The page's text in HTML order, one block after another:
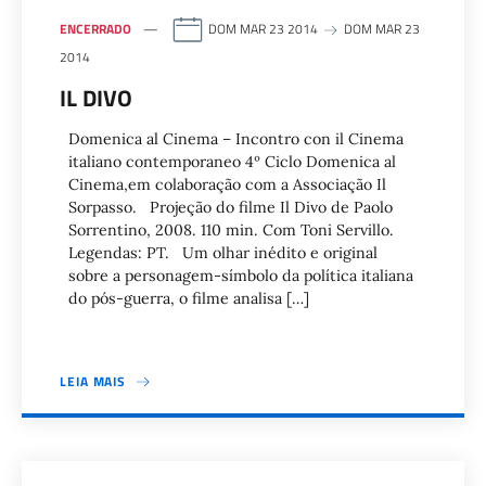
ENCERRADO DOM MAR 23 2014
DOM MAR 23
2014
IL DIVO
Domenica al Cinema – Incontro con il Cinema
italiano contemporaneo 4º Ciclo Domenica al
Cinema,em colaboração com a Associação Il
Sorpasso. Projeção do filme Il Divo de Paolo
Sorrentino, 2008. 110 min. Com Toni Servillo.
Legendas: PT. Um olhar inédito e original
sobre a personagem-símbolo da política italiana
do pós-guerra, o filme analisa […]
LEIA MAIS